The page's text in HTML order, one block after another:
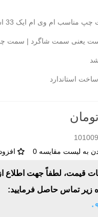
مناسب ام وی ام ایک 33 اس
یعنی سمت شاگرد | سمت
استاندارد
به لیست مقایسه 0
قیمت، لطفاً جهت اطلاع
زیر تماس حاصل فرمایید: